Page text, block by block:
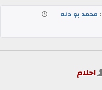
محمد بو دله
احلام